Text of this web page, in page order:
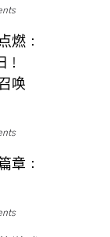
燃：
唤
章：